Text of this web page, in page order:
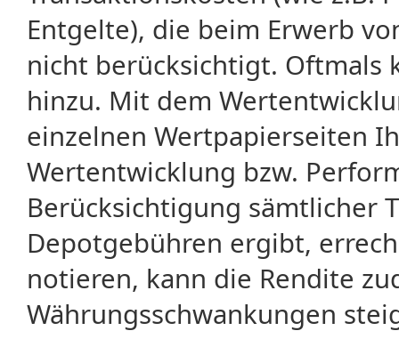
Entgelte), die beim Erwerb
nicht berücksichtigt. Oftmals
hinzu. Mit dem
einzelnen Wertpapierseiten
Wertentwicklung bzw.
Berücksichtigung sämtlicher
Depotgebühren ergibt,
notieren, kann die Rendite
Währungsschwankungen